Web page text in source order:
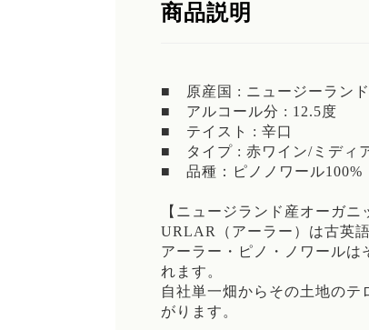
商品説明
■ 原産国 : ニュージーラン
■ アルコール分 : 12.5度
■ テイスト : 辛口
■ タイプ : 赤ワイン/ミディ
■ 品種：ピノノワール100%
【ニュージランド産オーガ
URLAR（アーラー）は古英
アーラー・ピノ・ノワールは
れます。
自社単一畑からその土地の
がります。